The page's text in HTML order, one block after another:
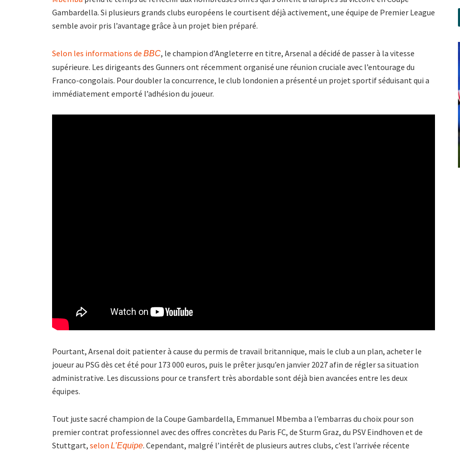
Gambardella. Si plusieurs grands clubs européens le courtisent déjà activement, une équipe de Premier League
semble avoir pris l’avantage grâce à un projet bien préparé.
Selon les informations de BBC, le champion d’Angleterre en titre, Arsenal a décidé de passer à la vitesse
supérieure. Les dirigeants des Gunners ont récemment organisé une réunion cruciale avec l’entourage du
Franco-congolais. Pour doubler la concurrence, le club londonien a présenté un projet sportif séduisant qui a
immédiatement emporté l’adhésion du joueur.
Pourtant, Arsenal doit patienter à cause du permis de travail britannique, mais le club a un plan, acheter le
joueur au PSG dès cet été pour 173 000 euros, puis le prêter jusqu’en janvier 2027 afin de régler sa situation
administrative. Les discussions pour ce transfert très abordable sont déjà bien avancées entre les deux
équipes.
Tout juste sacré champion de la Coupe Gambardella, Emmanuel Mbemba a l’embarras du choix pour son
premier contrat professionnel avec des offres concrètes du Paris FC, de Sturm Graz, du PSV Eindhoven et de
Stuttgart, selon L’Equipe. Cependant, malgré l’intérêt de plusieurs autres clubs, c’est l’arrivée récente